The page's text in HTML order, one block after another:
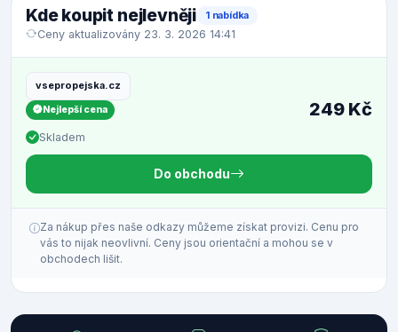
Kde koupit nejlevněji 1 nabídka
Ceny aktualizovány 23. 3. 2026 14:41
vsepropejska.cz
Nejlepší cena
Skladem
249 Kč
Do obchodu
Za nákup přes naše odkazy můžeme získat provizi. Cenu pro
vás to nijak neovlivní. Ceny jsou orientační a mohou se v
obchodech lišit.